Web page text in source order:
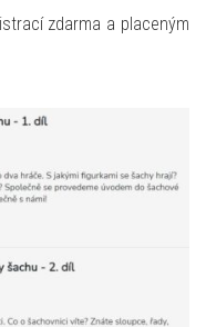
zdarma a placeným